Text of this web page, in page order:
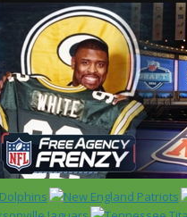
Football Américain (Foot US)